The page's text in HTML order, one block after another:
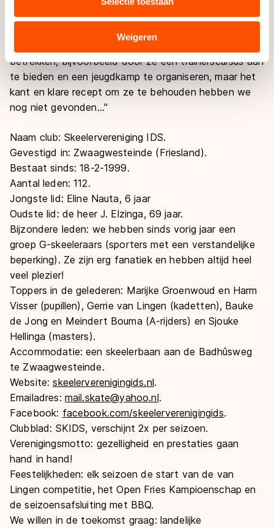
combineren met andere gegevens die u aan hen heeft
verstrekt of die zij hebben verzameld via hun services.
Sommige partners kunnen gegevens doorgeven aan
landen buiten de EU, zoals de VS, waar mogelijk geen
adequaat beschermingsniveau geldt volgens de GDPR.
Door op ‘Toestaan’ te klikken, stemt u in met deze
overdracht. Meer informatie vindt u in onscookiebeleid
Weigeren
"Maar het lastigste, en toch wel een kleine zorg voor
ons, blijft om de leden van rond de 15 jaar vast te
houden. We proberen ze zoveel mogelijk bij de club te
betrekken, bijvoorbeeld door ze een trainerscursus aan
te bieden en een jeugdkamp te organiseren, maar het
kant en klare recept om ze te behouden hebben we
nog niet gevonden..."
Naam club: Skeelervereniging IDS.
Gevestigd in: Zwaagwesteinde (Friesland).
Bestaat sinds: 18-2-1999.
Aantal leden: 112.
Jongste lid: Eline Nauta, 6 jaar
Oudste lid : de heer J. Elzinga, 69 jaar.
Bijzondere leden: we hebben sinds vorig jaar een
groep G-skeeleraars (sporters met een verstandelijke
beperking). Ze zijn erg fanatiek en hebben altijd heel
veel plezier!
Toppers in de gelederen: Marijke Groenwoud en Harm
Visser (pupillen), Gerrie van Lingen (kadetten), Bauke
de Jong en Meindert Bouma (A-rijders) en Sjouke
Hellinga (masters).
Accommodatie: een skeelerbaan aan de Badhûsweg
te Zwaagwesteinde.
Website:skeelerverenigingids.nl.
Emailadres: mail.skate@yahoo.nl.
Facebook: facebook.com/skeelerverenigingids.
Clubblad: SKIDS, verschijnt 2x per seizoen.
Verenigingsmotto: gezelligheid en prestaties gaan
hand in hand!
Feestelijkheden: elk seizoen de start van de van
Lingen competitie, het Open Fries Kampioenschap en
de seizoensafsluiting met BBQ.
We willen in de toekomst graag: landelijke